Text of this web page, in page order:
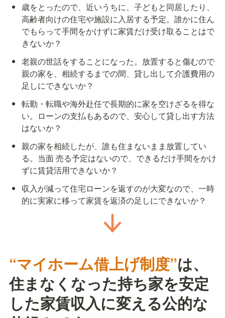
歳をとったので、近いうちに、子どもと同居したり、
高齢者向けの住宅や施設に入居する予定。誰かに住ん
でもらって手間をかけずに家賃だけ受け取ることはで
きないか？
老親の世話をすることになった。放置すると傷むので
親の家を、相続するまでの間、貸し出して介護費用の
足しにできないか？
転勤・転職や海外赴任で長期的に家を空けざるを得な
い。ローンの支払もあるので、安心して貸し出す方法
はないか？
親の家を相続したが、誰も住まないまま放置してい
る。当面 売る予定はないので、できるだけ手間をかけ
ずに賃貸活用できないか？
収入が減って住宅ローンを返すのが大変なので、一時
的に実家に移って家賃を返済の足しにできないか？
“マイホーム借上げ制度”は、
住まなくなった持ち家を安定
した家賃収入に変える公的な